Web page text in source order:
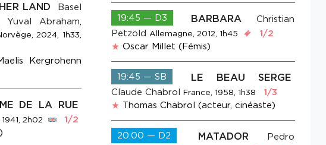
LAND
Basel
Yuval Abraham,
2024, 1h33,
Kergrohenn
DE LA RUE
2h02
1/2
19:45 — D3 BARBARA
Christian
Petzold Allemagne, 2012, 1h45
1/2
Oscar Millet (Fémis)
19:45 — SB LE BEAU SERGE
Claude Chabrol France, 1958, 1h38
1/3
Thomas Chabrol (acteur, cinéaste)
20:00 — D2 MATADOR
Pedro